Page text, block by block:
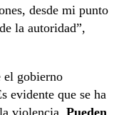
desde mi punto
la autoridad”,
el gobierno
evidente que se ha
violencia. Pueden